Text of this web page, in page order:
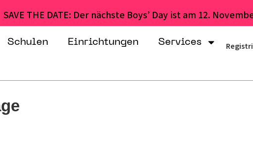
SAVE THE DATE: Der nächste Boys’ Day ist am 12.
Schulen Einrichtungen Services